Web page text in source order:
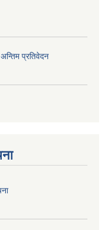
प्रतिवेदन